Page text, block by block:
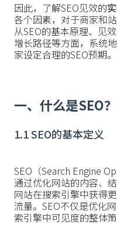
因此，了解SEO见效的
各个因素，对于商家和
从SEO的基本原理、见
增长路径等方面，系统
家设定合理的SEO预期。
一、什么是SEO？
1.1 SEO的基本定义
SEO（Search Engine
通过优化网站的内容、
网站在搜索引擎中获得
流量。SEO不仅是优化
索引擎中可见度的整体策